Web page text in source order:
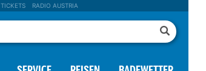
TICKETS RADIO AUSTRIA